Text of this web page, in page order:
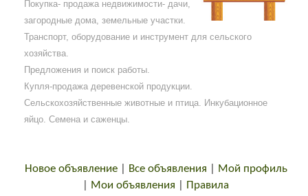
Покупка- продажа недвижимости- дачи,
загородные дома, земельные участки.
Транспорт, оборудование и инструмент для сельского
хозяйства.
Предложения и поиск работы.
Купля-продажа деревенской продукции.
Сельскохозяйственные животные и птица. Инкубационное
яйцо. Семена и саженцы.
Новое объявление| Все объявления
Мой профиль
Мои объявления Правила